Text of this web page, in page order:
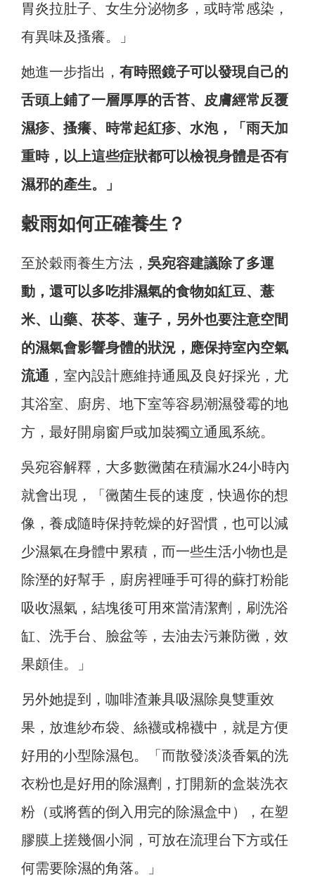
胃炎拉肚子、女生分泌物多，或時常感染，
有異味及搔癢。」
她進一步指出， 有時照鏡子可以發現自己的
舌頭上鋪了一層厚厚的舌苔、皮膚經常反覆
濕疹、搔癢、時常起紅疹、水泡，「雨天加
重時，以上這些症狀都可以檢視身體是否有
濕邪的產生。」
穀雨如何正確養生？
至於穀雨養生方法， 吳宛容建議除了多運
動，還可以多吃排濕氣的食物如紅豆、薏
米、山藥、茯苓、蓮子，另外也要注意空間
的濕氣會影響身體的狀況，應保持室內空氣
流通 ，室內設計應維持通風及良好採光，尤
其浴室、廚房、地下室等容易潮濕發霉的地
方，最好開扇窗戶或加裝獨立通風系統。
吳宛容解釋，大多數黴菌在積漏水24小時內
就會出現，「黴菌生長的速度，快過你的想
像，養成隨時保持乾燥的好習慣，也可以減
少濕氣在身體中累積，而一些生活小物也是
除溼的好幫手，廚房裡唾手可得的蘇打粉能
吸收濕氣，結塊後可用來當清潔劑，刷洗浴
缸、洗手台、臉盆等，去油去污兼防黴，效
果頗佳。」
另外她提到，咖啡渣兼具吸濕除臭雙重效
果，放進紗布袋、絲襪或棉襪中，就是方便
好用的小型除濕包。「而散發淡淡香氣的洗
衣粉也是好用的除濕劑，打開新的盒裝洗衣
粉（或將舊的倒入用完的除濕盒中），在塑
膠膜上搓幾個小洞，可放在流理台下方或任
何需要除濕的角落。」